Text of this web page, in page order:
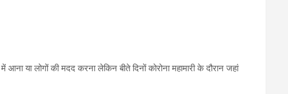
लोगों की मदद करना लेकिन बीते दिनों कोरोना महामारी के दौरान जहां